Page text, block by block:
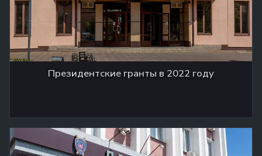
Президентские гранты в 2022 году